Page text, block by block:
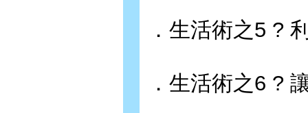
．生活術之5 ?
．生活術之6 ?